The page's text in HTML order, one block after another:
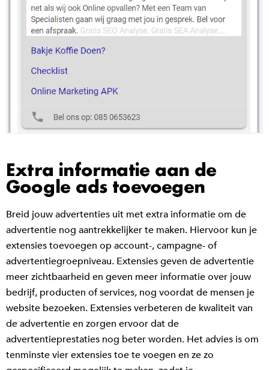
Extra informatie aan de
Google ads toevoegen
Breid jouw advertenties uit met extra informatie om de
advertentie nog aantrekkelijker te maken. Hiervoor kun je
extensies toevoegen op account-, campagne- of
advertentiegroepniveau. Extensies geven de advertentie
meer zichtbaarheid en geven meer informatie over jouw
bedrijf, producten of services, nog voordat de mensen je
website bezoeken. Extensies verbeteren de kwaliteit van
de advertentie en zorgen ervoor dat de
advertentieprestaties nog beter worden. Het advies is om
tenminste vier extensies toe te voegen en ze zo